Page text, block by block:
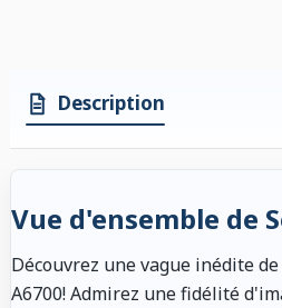
Description
Vue d'ensemble de
Découvrez une vague inédite
A6700! Admirez une fidélité